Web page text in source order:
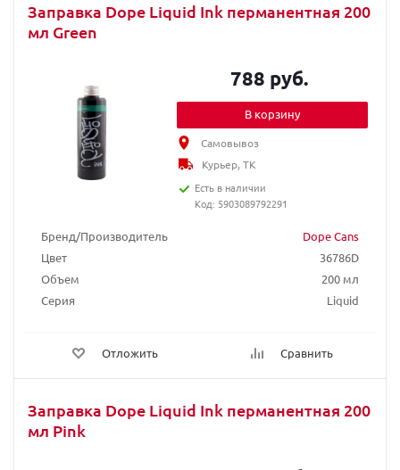
Заправка Dope Liquid Ink перманентная 200
мл Green
Бренд/Производитель
Dope Cans
Цвет
36786D
Объем
200 мл
Серия
Liquid
Отложить Сравнить
788 руб.
В корзину
Самовывоз
Курьер, ТК
Есть в наличии
Код: 5903089792291
Заправка Dope Liquid Ink перманентная 200
мл Pink